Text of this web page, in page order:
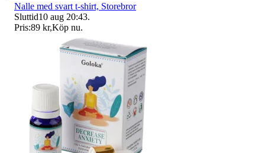
Nalle med svart t-shirt, Storebror
Sluttid10 aug 20:43.
Pris:89 kr,Köp nu.